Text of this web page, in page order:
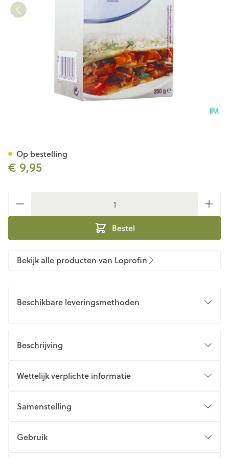
€ 9,95
Bestel
Op bestelling
Bekijk alle producten van Loprofin
Beschikbare leveringsmethoden
Beschrijving
Wettelijk verplichte informatie
Samenstelling
Gebruik